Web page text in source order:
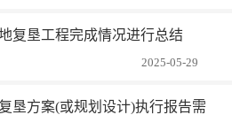
复垦工程完成情况进行总结
2025-05-29
垦方案(或规划设计)执行报告需